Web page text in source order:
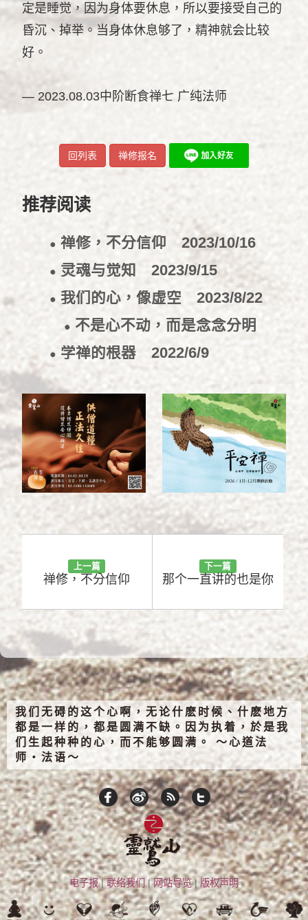
定是睡觉，因为身体要休息，所以要接受自己的
昏沉、掉举。当身体休息够了，精神就会比较
好。
— 2023.08.03中阶断食禅七 广纯法师
回列表 禅修报名
推荐阅读
● 禅修，不分信仰 2023/10/16
● 灵魂与觉知 2023/9/15
● 我们的心，像虚空 2023/8/22
● 不是心不动，而是念念分明
● 学禅的根器 2022/6/9
上一篇
禅修，不分信仰
下一篇
那个一直讲的也是你
我们无碍的这个心啊，无论什麽时候、什麽地方
都是一样的，都是圆满不缺。因为执着，於是我
们生起种种的心，而不能够圆满。 ～心道法
师‧法语～
电子报|联络我们|网站导览|版权声明